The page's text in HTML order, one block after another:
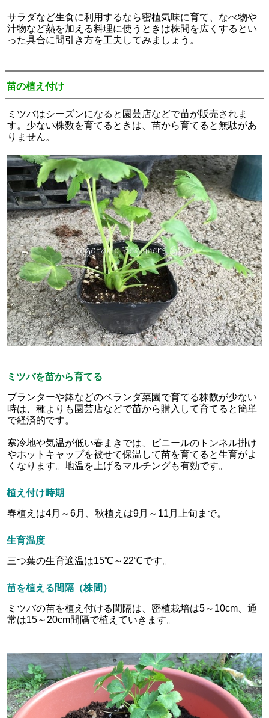
サラダなど生食に利用するなら密植気味に育て、なべ物や
汁物など熱を加える料理に使うときは株間を広くするとい
った具合に間引き方を工夫してみましょう。
苗の植え付け
ミツバはシーズンになると園芸店などで苗が販売されま
す。少ない株数を育てるときは、苗から育てると無駄があ
りません。
ミツバを苗から育てる
プランターや鉢などのベランダ菜園で育てる株数が少ない
時は、種よりも園芸店などで苗から購入して育てると簡単
で経済的です。
寒冷地や気温が低い春まきでは、ビニールのトンネル掛け
やホットキャップを被せて保温して苗を育てると生育がよ
くなります。地温を上げるマルチングも有効です。
植え付け時期
春植えは4月～6月、秋植えは9月～11月上旬まで。
生育温度
三つ葉の生育適温は15℃～22℃です。
苗を植える間隔（株間）
ミツバの苗を植え付ける間隔は、密植栽培は5～10cm、通
常は15～20cm間隔で植えていきます。